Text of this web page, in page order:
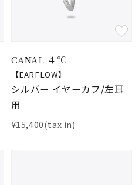
CANAL ４℃
【EARFLOW】
シルバー イヤーカフ/左耳
用
¥15,400(tax in)